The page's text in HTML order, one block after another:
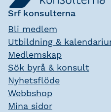
Srf konsulterna
Bli medlem
Utbildning &
Medlemskap
Sök byrå & konsult
Nyhetsflöde
Webbshop
Mina sidor